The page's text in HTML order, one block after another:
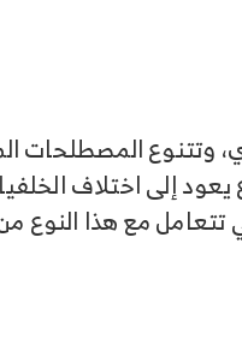
وتتنوع المصطلحات
يعود إلى اختلاف
مع هذا النوع